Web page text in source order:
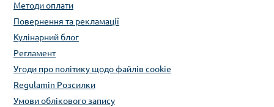
Методи оплати
Повернення та рекламації
Кулінарний блог
Регламент
Угоди про політику щодо файлів cookie
Regulamin Розсилки
Умови облікового запису